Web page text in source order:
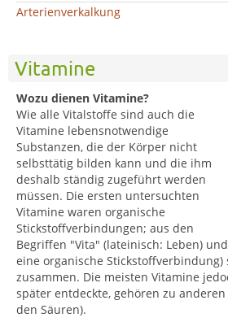
Arterienverkalkung
Vitamine
Wozu dienen Vitamine?
Wie alle Vitalstoffe sind auch die
Vitamine lebensnotwendige
Substanzen, die der Körper nicht
selbsttätig bilden kann und die ihm
deshalb ständig zugeführt werden
müssen. Die ersten untersuchten
Vitamine waren organische
Stickstoffverbindungen; aus den
Begriffen "Vita" (lateinisch: Leben)
eine organische Stickstoffverbindung)
zusammen. Die meisten Vitamine
später entdeckte, gehören zu anderen
den Säuren).